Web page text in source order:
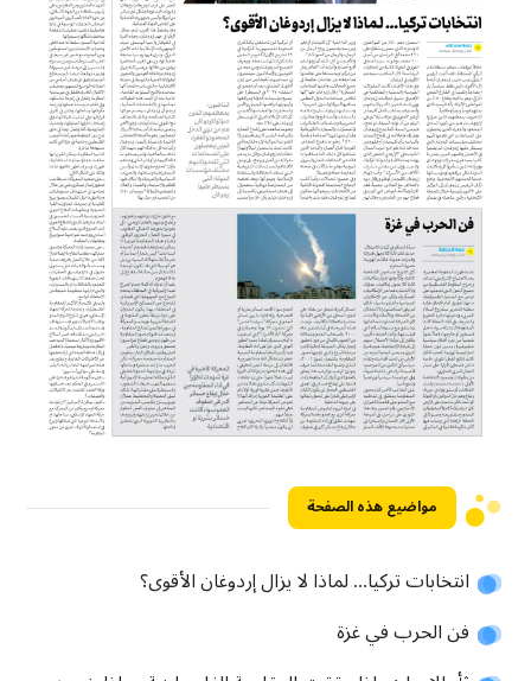
مواضيع هذه الصفحة
انتخابات تركيا... لماذا لا يزال إردوغان الأقوى؟
فن الحرب في غزة